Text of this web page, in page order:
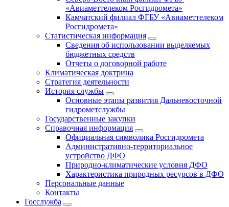
«Авиаметтелеком Росгидромета»
Камчатский филиал ФГБУ «Авиаметтелеком
Росгидромета»
Статистическая информация
Сведения об использовании выделяемых
бюджетных средств
Отчеты о договорной работе
Климатическая доктрина
Стратегия деятельности
История службы
Основные этапы развития Дальневосточной
гидрометслужбы
Государственные закупки
Справочная информация
Официальная символика Росгидромета
Административно-территориальное
устройство ДФО
Природно-климатические условия ДФО
Характеристика природных ресурсов в ДФО
Персональные данные
Контакты
Госслужба